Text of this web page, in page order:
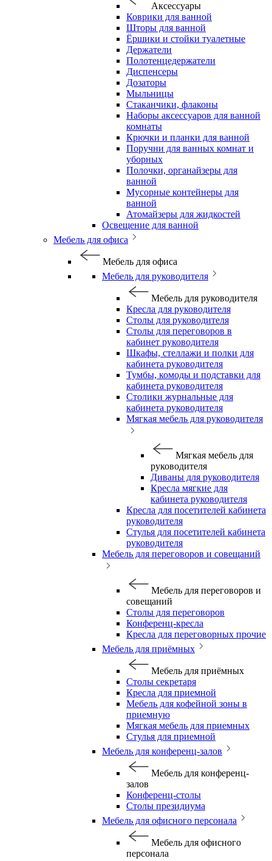
Аксессуары
Коврики для ванной
Шторы для ванной
Ёршики и стойки туалетные
Держатели
Полотенцедержатели
Диспенсеры
Дозаторы
Мыльницы
Стаканчики, флаконы
Наборы аксессуаров для ванной
комнаты
Крючки и планки для ванной
Поручни для ванных комнат и
уборных
Полочки, органайзеры для
ванной
Мусорные контейнеры для
ванной
Атомайзеры для жидкостей
Освещение для ванной
Мебель для офиса
Мебель для офиса
Мебель для руководителя
Мебель для руководителя
Кресла для руководителя
Столы для руководителя
Столы для переговоров в
кабинет руководителя
Шкафы, стеллажи и полки для
кабинета руководителя
Тумбы, комоды и подставки для
кабинета руководителя
Столики журнальные для
кабинета руководителя
Мягкая мебель для руководителя
Мягкая мебель для
руководителя
Диваны для руководителя
Кресла мягкие для
кабинета руководителя
Кресла для посетителей кабинета
руководителя
Стулья для посетителей кабинета
руководителя
Мебель для переговоров и совещаний
Мебель для переговоров и
совещаний
Столы для переговоров
Конференц-кресла
Кресла для переговорных прочие
Мебель для приёмных
Мебель для приёмных
Столы секретаря
Кресла для приемной
Мебель для кофейной зоны в
приемную
Мягкая мебель для приемных
Стулья для приемной
Мебель для конференц-залов
Мебель для конференц-
залов
Конференц-столы
Столы президиума
Мебель для офисного персонала
Мебель для офисного
персонала